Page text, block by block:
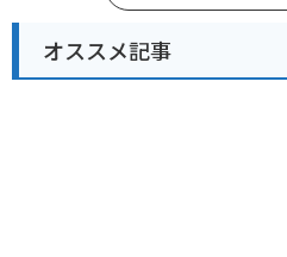
オススメ記事